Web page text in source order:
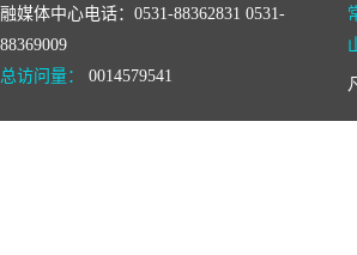
融媒体中心电话：0531-88362831 0531-
88369009
总访问量：
0014579541